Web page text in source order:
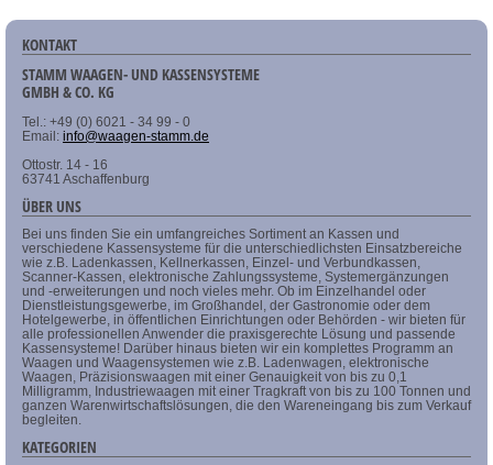
KONTAKT
STAMM WAAGEN- UND KASSENSYSTEME
GMBH & CO. KG
Tel.: +49 (0) 6021 - 34 99 - 0
Email: info@waagen-stamm.de
Ottostr. 14 - 16
63741 Aschaffenburg
ÜBER UNS
Bei uns finden Sie ein umfangreiches Sortiment an Kassen und
verschiedene Kassensysteme für die unterschiedlichsten Einsatzbereiche
wie z.B. Ladenkassen, Kellnerkassen, Einzel- und Verbundkassen,
Scanner-Kassen, elektronische Zahlungssysteme, Systemergänzungen
und -erweiterungen und noch vieles mehr. Ob im Einzelhandel oder
Dienstleistungsgewerbe, im Großhandel, der Gastronomie oder dem
Hotelgewerbe, in öffentlichen Einrichtungen oder Behörden - wir bieten für
alle professionellen Anwender die praxisgerechte Lösung und passende
Kassensysteme! Darüber hinaus bieten wir ein komplettes Programm an
Waagen und Waagensystemen wie z.B. Ladenwagen, elektronische
Waagen, Präzisionswaagen mit einer Genauigkeit von bis zu 0,1
Milligramm, Industriewaagen mit einer Tragkraft von bis zu 100 Tonnen und
ganzen Warenwirtschaftslösungen, die den Wareneingang bis zum Verkauf
begleiten.
KATEGORIEN